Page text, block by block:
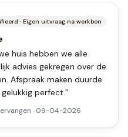
· Eigen uitvraag na werkbon
huis hebben we alle
advies gekregen over de
Afspraak maken duurde
perfect.”
· 09-04-2026